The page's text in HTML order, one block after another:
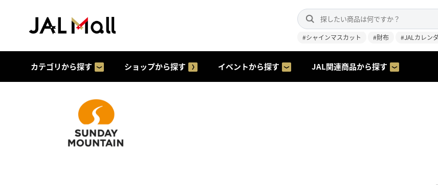
#シャインマスカット #財布 #JALカレン
カテゴリから探す ショップから探す イベントから探す JAL関連商品から探す